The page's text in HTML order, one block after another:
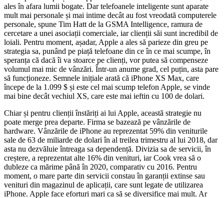
ales în afara lumii bogate. Dar telefoanele inteligente sunt aparate
mult mai personale și mai intime decât au fost vreodată computerele
personale, spune Tim Hatt de la GSMA Intelligence, ramura de
cercetare a unei asociații comerciale, iar clienții săi sunt incredibil de
loiali. Pentru moment, așadar, Apple a ales să parieze din greu pe
strategia sa, punând pe piață telefoane din ce în ce mai scumpe, în
speranța că dacă îi va stoarce pe clienți, vor putea să compenseze
volumul mai mic de vânzări. Într-un anume grad, cel puțin, asta pare
să funcționeze. Semnele inițiale arată că iPhone XS Max, care
începe de la 1.099 $ și este cel mai scump telefon Apple, se vinde
mai bine decât vechiul XS, care este mai ieftin cu 100 de dolari.
Chiar și pentru clienții înstăriți ai lui Apple, această strategie nu
poate merge prea departe. Firma se bazează pe vânzările de
hardware. Vânzările de iPhone au reprezentat 59% din veniturile
sale de 63 de miliarde de dolari în al treilea trimestru al lui 2018, dar
asta nu dezvăluie întreaga sa dependență. Divizia sa de servicii, în
creștere, a reprezentat alte 16% din venituri, iar Cook vrea să o
dubleze ca mărime până în 2020, comparativ cu 2016. Pentru
moment, o mare parte din servicii constau în garanții extinse sau
venituri din magazinul de aplicații, care sunt legate de utilizarea
iPhone. Apple face eforturi mari ca să se diversifice mai mult. Ar